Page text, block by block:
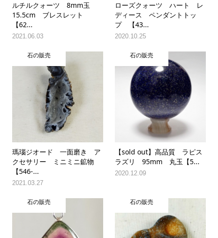
ルチルクォーツ 8mm玉
15.5cm ブレスレット
【62...
2021.06.03
ローズクォーツ ハート レ
ディース ペンダントトッ
プ 【43...
2020.10.25
石の販売
瑪瑙ジオード 一面磨き ア
クセサリー ミニミニ鉱物
【546-...
2021.03.27
石の販売
【sold out】高品質 ラピス
ラズリ 95mm 丸玉【5...
2020.12.09
石の販売 石の販売